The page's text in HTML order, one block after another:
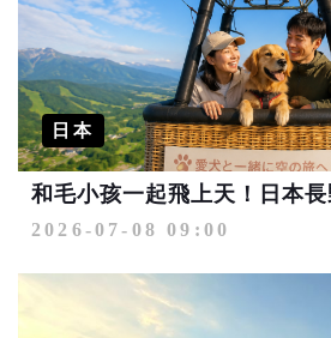
日本
2026-07-08 09:00